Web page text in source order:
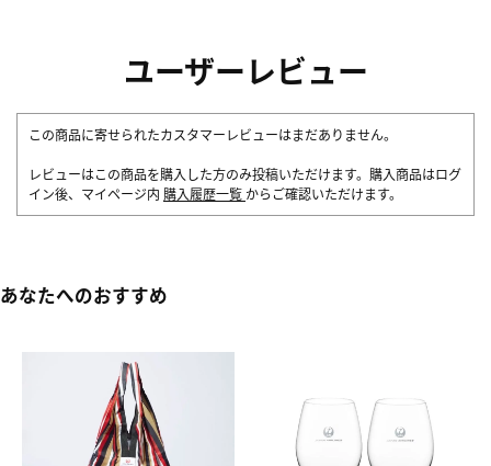
ユーザーレビュー
この商品に寄せられたカスタマーレビューはまだありません。
レビューはこの商品を購入した方のみ投稿いただけます。購入商品はログ
イン後、マイページ内 購入履歴一覧 からご確認いただけます。
あなたへのおすすめ